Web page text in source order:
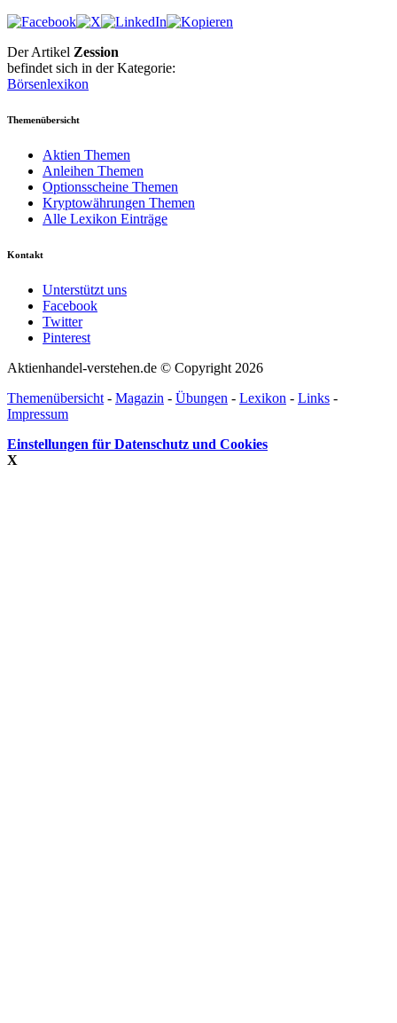
Der Artikel Zession
befindet sich in der Kategorie:
Börsenlexikon
Themenübersicht
Aktien Themen
Anleihen Themen
Optionsscheine Themen
Kryptowährungen Themen
Alle Lexikon Einträge
Kontakt
Unterstützt uns
Facebook
Twitter
Pinterest
Aktienhandel-verstehen.de © Copyright 2026
Themenübersicht - Magazin - Übungen - Lexikon - Links -
Impressum
Einstellungen für Datenschutz und Cookies
X